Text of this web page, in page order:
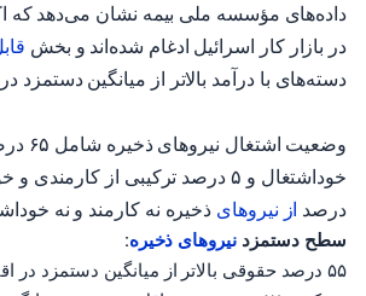
داده‌های مؤسسه ملی بیمه نشان می‌دهد که
در بازار کار اسرائیل ادغام شده‌اند و بخش
دسته‌های با درآمد بالاتر از میانگین دستمزد
درصد از نیروهای ذخیره نه کارمند و نه
سطح دستمزدنیروهای ذخیره:
۵۵ درصد حقوقی بالاتر از میانگین دستمزد در